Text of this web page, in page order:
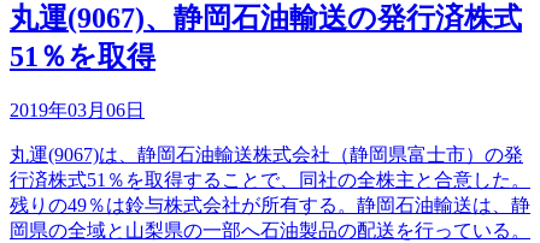
丸運(9067)、静岡石油輸送の発行済株式
51％を取得
2019年03月06日
丸運(9067)は、静岡石油輸送株式会社（静岡県富士市）の発
行済株式51％を取得することで、同社の全株主と合意した。
残りの49％は鈴与株式会社が所有する。静岡石油輸送は、静
岡県の全域と山梨県の一部へ石油製品の配送を行っている。